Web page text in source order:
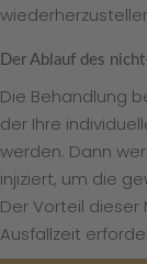
Der Ablauf des
Die Behandlung
der Ihre
werden. Dann
injiziert, um die
Der Vorteil dieser
Ausfallzeit